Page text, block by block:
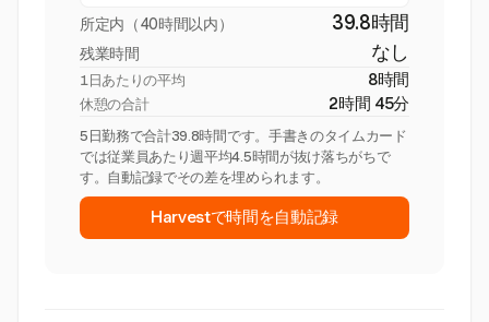
所定内（40時間以内） 39.8時間
残業時間 なし
1日あたりの平均 8時間
休憩の合計 2時間 45分
5日勤務で合計39.8時間です。手書きのタイムカード
では従業員あたり週平均4.5時間が抜け落ちがちで
す。自動記録でその差を埋められます。
Harvestで時間を自動記録